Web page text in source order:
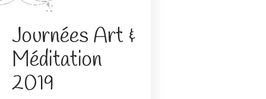
Journées Art &
Méditation
2019